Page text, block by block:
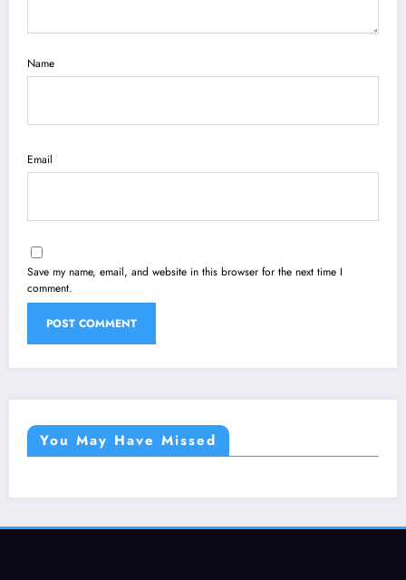
Name
Email
Save my name, email, and website in this browser for the next time I
comment.
You May Have Missed